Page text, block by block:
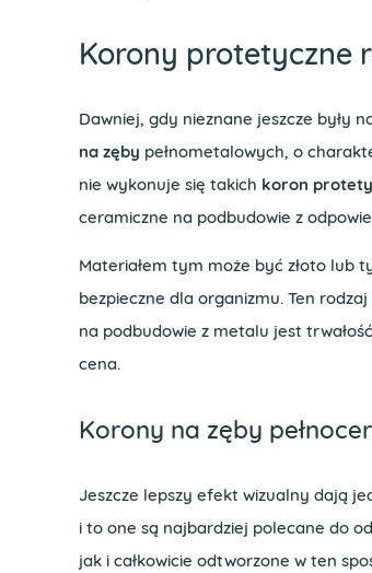
Korony protetyczne
Dawniej, gdy nieznane jeszcze były
na zęby pełnometalowych, o
nie wykonuje się takich koron
ceramiczne na podbudowie z
Materiałem tym może być złoto lub
bezpieczne dla organizmu. Ten
na podbudowie z metalu jest
cena.
Korony na zęby
Jeszcze lepszy efekt wizualny dają
i to one są najbardziej polecane do
jak i całkowicie odtworzone w ten